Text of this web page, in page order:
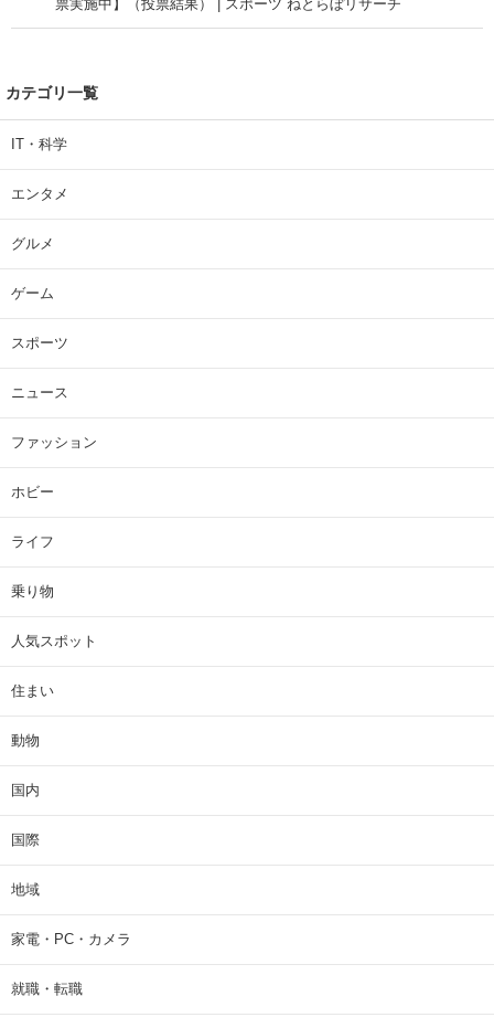
票実施中】（投票結果） | スポーツ ねとらぼリサーチ
カテゴリ一覧
IT・科学
エンタメ
グルメ
ゲーム
スポーツ
ニュース
ファッション
ホビー
ライフ
乗り物
人気スポット
住まい
動物
国内
国際
地域
家電・PC・カメラ
就職・転職